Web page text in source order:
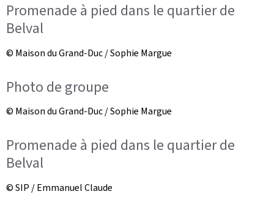
Promenade à pied dans le quartier de
Belval
© Maison du Grand-Duc / Sophie Margue
Photo de groupe
© Maison du Grand-Duc / Sophie Margue
Promenade à pied dans le quartier de
Belval
© SIP / Emmanuel Claude